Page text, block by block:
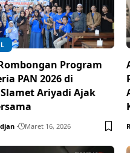
Program
PAN 2026 di
Ariyadi Ajak
Maret 16, 2026